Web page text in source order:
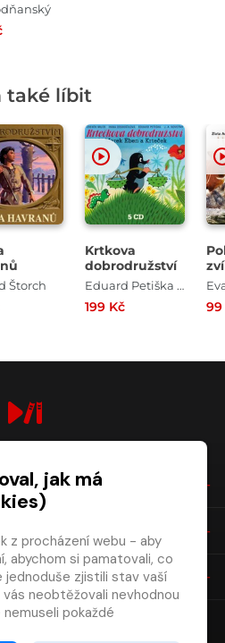
také líbit
Štorch
Krtkova
dobrodružství
Eduard Petiška , Zdeněk Miler
199 Kč 99
jak má
z procházení webu - aby
abychom si pamatovali, co
jednoduše zjistili stav vaší
neobtěžovali nevhodnou
pokaždé